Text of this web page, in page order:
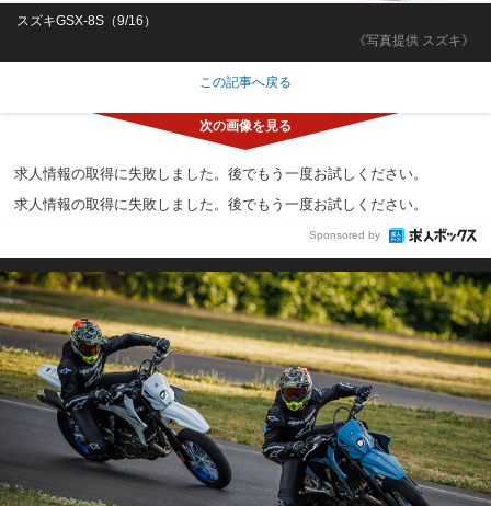
《写真提供 スズキ》
スズキGSX-8S（9/16）
この記事へ戻る
求人情報の取得に失敗しました。後でもう一度お試しください。
求人情報の取得に失敗しました。後でもう一度お試しください。
Sponsored by